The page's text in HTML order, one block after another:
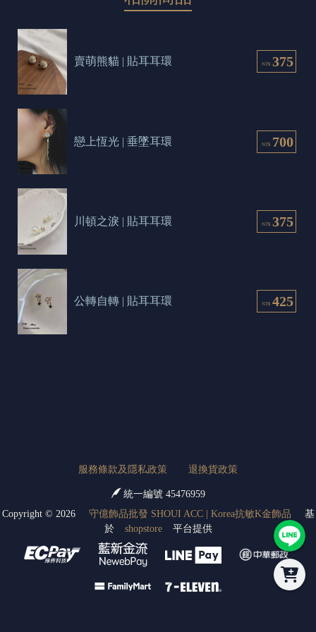
NT$ 375
賣萌熊貓 | 貼耳耳環
NT$ 700
戀上恆光 | 垂墜耳環
NT$ 375
川頓之淚 | 貼耳耳環
NT$ 425
公轉自轉 | 貼耳耳環
服務條款及隱私政策 退換貨政策
統一編號 45476959
Copyright © 2026 守億飾品批發 SHOUI ACC | Korea抗敏K金飾品
基
於
shopstore 平台提供